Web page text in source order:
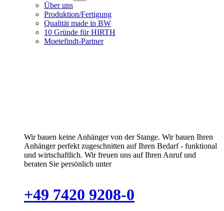
Über uns
Produktion/Fertigung
Qualität made in BW
10 Gründe für HIRTH
Moetefindt-Partner
Wir bauen keine Anhänger von der Stange. Wir bauen Ihren
Anhänger perfekt zugeschnitten auf Ihren Bedarf - funktional
und wirtschaftlich. Wir freuen uns auf Ihren Anruf und
beraten Sie persönlich unter
+49 7420 9208-0